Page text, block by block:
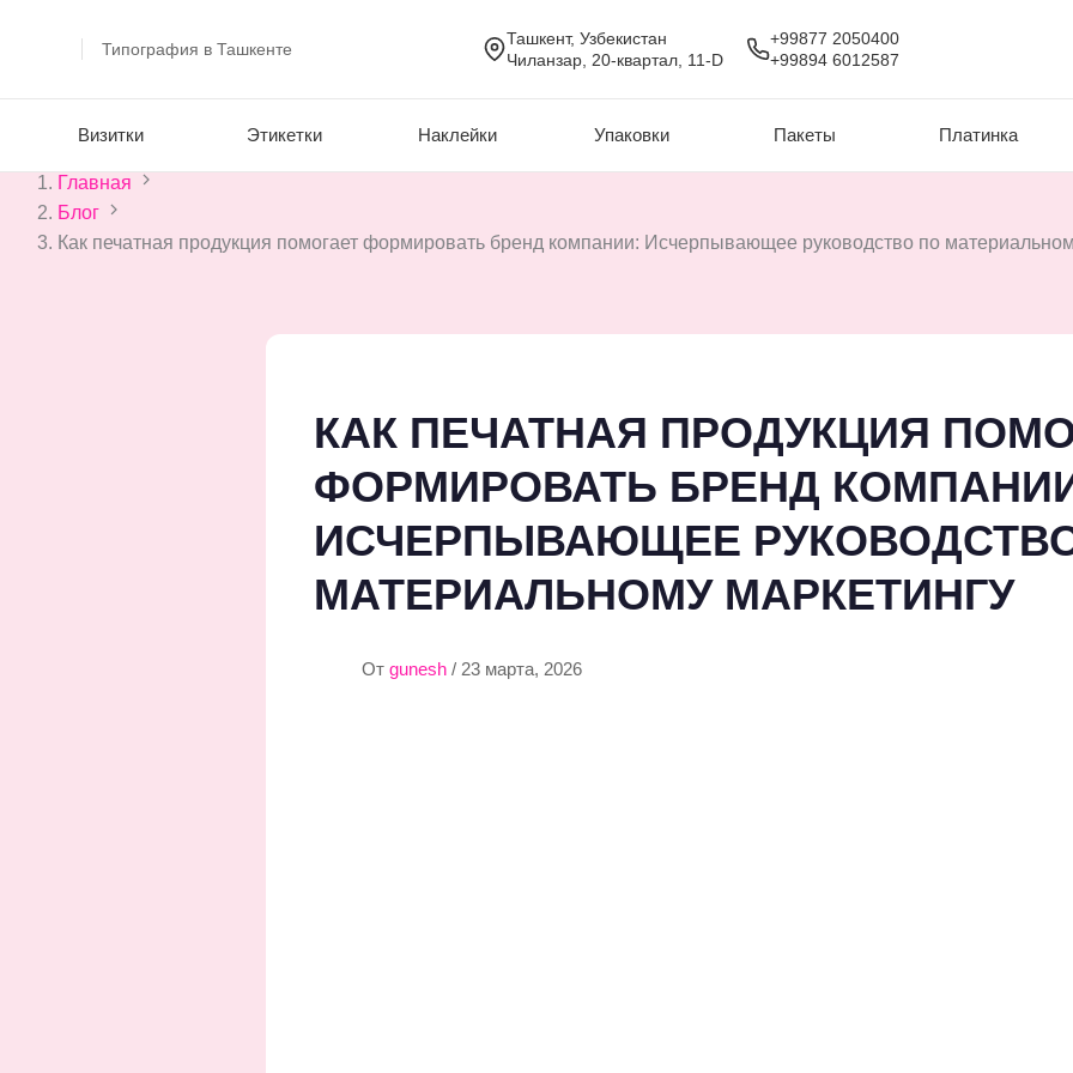
content
Типография в Ташкенте
Ташкент, Узбекистан
Чиланзар, 20-квартал, 11-D
+99877 2050400
+99894 6012587
Визитки Этикетки Наклейки Упаковки Пакеты Платинка
Главная
Блог
Как печатная продукция помогает формировать бренд компании: Исчерпывающее руководство по
КАК ПЕЧАТНАЯ ПРОДУКЦИЯ
ФОРМИРОВАТЬ БРЕНД
ИСЧЕРПЫВАЮЩЕЕ
МАТЕРИАЛЬНОМУ МАРКЕТИНГУ
От gunesh / 23 марта, 2026